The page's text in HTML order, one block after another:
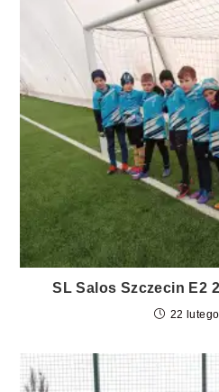
SL Salos Szczecin E2
22